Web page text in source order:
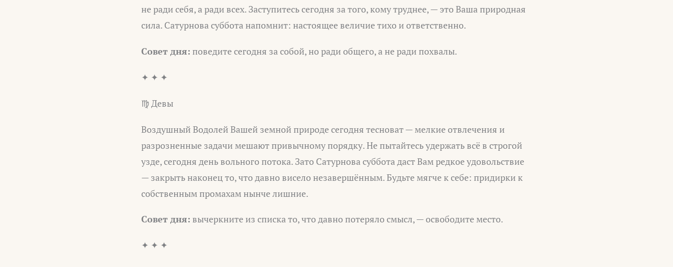
не ради себя, а ради всех. Заступитесь сегодня за того, кому труднее, — это Ваша природная
сила. Сатурнова суббота напомнит: настоящее величие тихо и ответственно.
Совет дня: поведите сегодня за собой, но ради общего, а не ради похвалы.
✦ ✦ ✦
♍ Девы
Воздушный Водолей Вашей земной природе сегодня тесноват — мелкие отвлечения и
разрозненные задачи мешают привычному порядку. Не пытайтесь удержать всё в строгой
узде, сегодня день вольного потока. Зато Сатурнова суббота даст Вам редкое удовольствие
— закрыть наконец то, что давно висело незавершённым. Будьте мягче к себе: придирки к
собственным промахам нынче лишние.
Совет дня: вычеркните из списка то, что давно потеряло смысл, — освободите место.
✦ ✦ ✦